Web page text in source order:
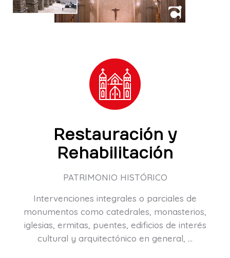
Restauración y
Rehabilitación
PATRIMONIO HISTÓRICO
Intervenciones integrales o parciales de
monumentos como catedrales, monasterios,
iglesias, ermitas, puentes, edificios de interés
cultural y arquitectónico en general, …